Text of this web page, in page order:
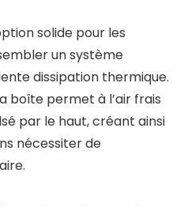
solide pour les
un système
dissipation thermique.
boîte permet à l’air frais
par le haut, créant ainsi
nécessiter de